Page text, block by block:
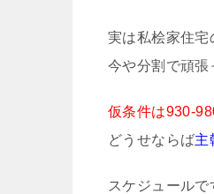
実は私桧家住宅
今や分割で頑張
仮条件は930-
どうせならば主
スケジュールで